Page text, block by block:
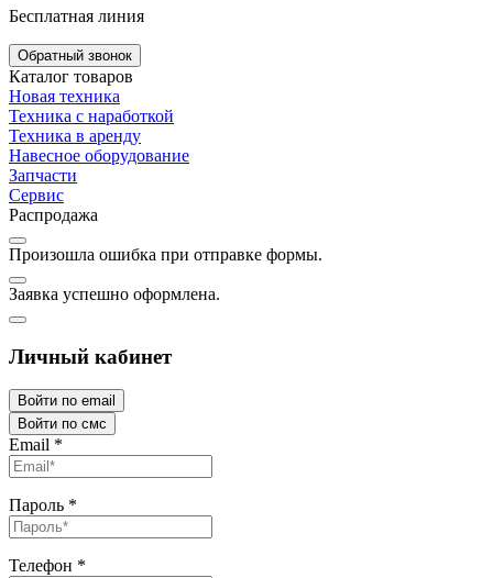
Бесплатная линия
Обратный звонок
Каталог товаров
Новая техника
Техника с наработкой
Техника в аренду
Навесное оборудование
Запчасти
Сервис
Распродажа
Произошла ошибка при отправке формы.
Заявка успешно оформлена.
Личный кабинет
Войти по email
Войти по смс
Email *
Пароль *
Телефон *